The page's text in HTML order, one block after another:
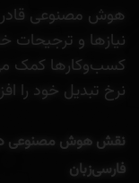
هوش مصنوعی قادر
نیازها و ترجیحات
کسب‌وکارها کمک
نرخ تبدیل خود را
نقش هوش مصنوعی
فارسی‌زبان